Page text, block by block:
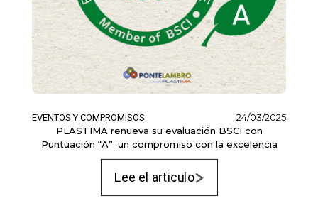
EVENTOS Y COMPROMISOS
24/03/2025
PLASTIMA renueva su evaluación BSCI con
Puntuación “A”: un compromiso con la excelencia
Lee el articulo